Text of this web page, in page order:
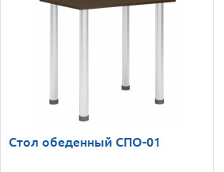
Стол обеденный СПО-01